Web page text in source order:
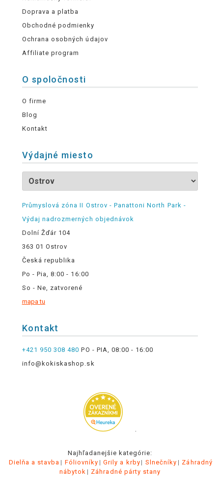
Doprava a platba
Obchodné podmienky
Ochrana osobných údajov
Affiliate program
O spoločnosti
O firme
Blog
Kontakt
Výdajné miesto
Průmyslová zóna II Ostrov - Panattoni North Park -
Výdaj nadrozmerných objednávok
Dolní Žďár 104
363 01 Ostrov
Česká republika
Po - Pia, 8:00 - 16:00
So - Ne, zatvorené
mapa tu
Kontakt
+421 950 308 480 PO - PIA, 08:00 - 16:00
info@kokiskashop.sk
.
Najhľadanejšie kategórie:
Dielňa a stavba
Fóliovníky Grily a krby Slnečníky
Záhradný
nábytok
Záhradné párty stany